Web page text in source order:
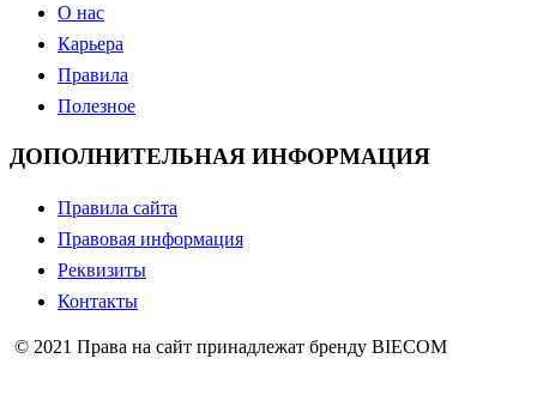
О нас
Карьера
Правила
Полезное
ДОПОЛНИТЕЛЬНАЯ ИНФОРМАЦИЯ
Правила сайта
Правовая информация
Реквизиты
Контакты
© 2021 Права на сайт принадлежат бренду BIECOM